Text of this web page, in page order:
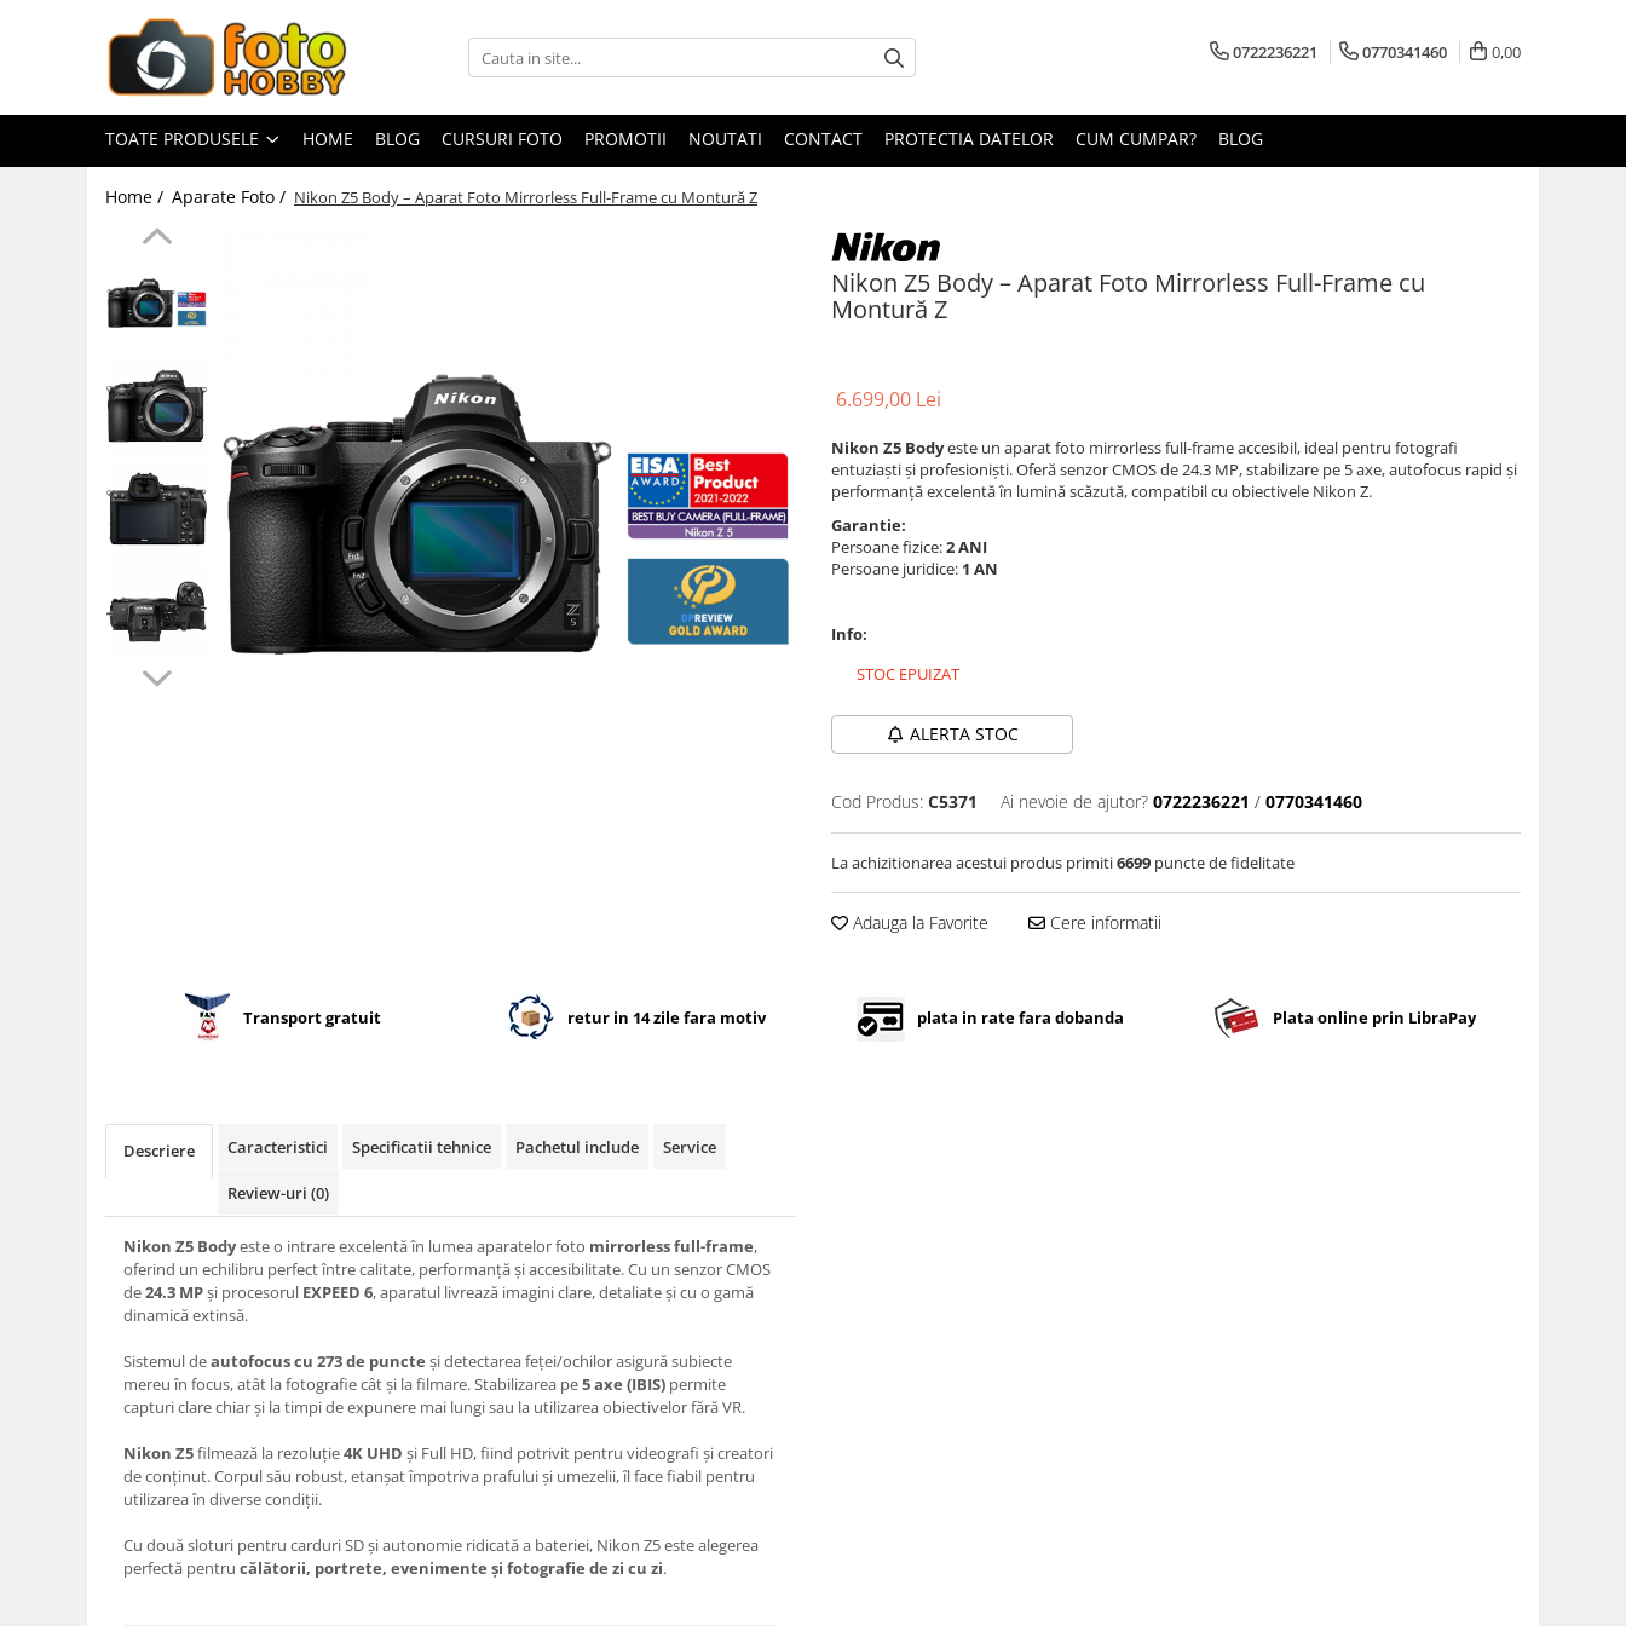
Toate Produsele
Aparate Foto
Aparate Foto Mirrorless
Aparate Foto DSLR
Aparate Foto Compacte
Aparate foto instant
Aparate foto pe film
Obiective foto si accesorii
Obiective Mirorless
Huse si tocuri protectie obiective
Obiective Cinematice
Teleconvertoare
Adaptoare montura / baioneta
Capace obiectiv si camera
Curatare si intretinere
Blitz-uri circulare (Macro)
Cabluri si Patine Sincron
Protectie patina apa, ploaie
Bounce-uri, Softbox-uri
Ring-Flash Adaptor
Bracket-uri si suporti
Huse protectie filtre gel
0722236221 0770341460 0,00
TOATE PRODUSELE HOME BLOG CURSURI FOTO PROMOTII NOUTATI CONTACT PROTECTIA DATELOR CUM CUMPAR? BLOG
Home / Aparate Foto / Nikon Z5 Body – Aparat Foto Mirrorless Full-Frame cu Montură Z
Nikon Z5 Body – Aparat Foto Mirrorless Full-Frame cu
Montură Z
6.699,00 Lei
Nikon Z5 Bodyeste un aparat foto mirrorless full-frame accesibil, ideal pentru fotografi
entuziaști și profesioniști. Oferă senzor CMOS de 24.3 MP, stabilizare pe 5 axe, autofocus rapid și
performanță excelentă în lumină scăzută, compatibil cu obiectivele Nikon Z.
Garantie:
Persoane fizice:2 ANI
Persoane juridice: 1 AN
Info:
STOC EPUIZAT
ALERTA STOC
Cod Produs: C5371 Ai nevoie de ajutor? 0722236221 / 0770341460
La achizitionarea acestui produs primiti6699 puncte de fidelitate
Adauga la Favorite Cere informatii
Transport gratuit retur in 14 zile fara motiv plata in rate fara dobanda Plata online prin LibraPay
Descriere Caracteristici Specificatii tehnice Pachetul include Service
Review-uri (0)
Nikon Z5 Bodyeste o intrare excelentă în lumea aparatelor foto mirrorless full-frame,
oferind un echilibru perfect între calitate, performanță și accesibilitate. Cu un senzor CMOS
de24.3 MPși procesorul EXPEED 6, aparatul livrează imagini clare, detaliate și cu o gamă
dinamică extinsă.
Sistemul deautofocus cu 273 de puncte și detectarea feței/ochilor asigură subiecte
mereu în focus, atât la fotografie cât și la filmare. Stabilizarea pe5 axe (IBIS) permite
capturi clare chiar și la timpi de expunere mai lungi sau la utilizarea obiectivelor fără VR.
Nikon Z5filmează la rezoluție4K UHD și Full HD, fiind potrivit pentru videografi și creatori
de conținut. Corpul său robust, etanșat împotriva prafului și umezelii, îl face fiabil pentru
utilizarea în diverse condiții.
Cu două sloturi pentru carduri SD și autonomie ridicată a bateriei, Nikon Z5 este alegerea
perfectă pentru călătorii, portrete, evenimente și fotografie de zi cu zi.